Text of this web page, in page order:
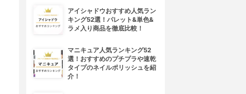
アイシャドウおすすめ人気ラン
キング52選！パレット&単色&
ラメ入り商品を徹底比較！
マニキュア人気ランキング52
選！おすすめのプチプラや速乾
タイプのネイルポリッシュを紹
介！